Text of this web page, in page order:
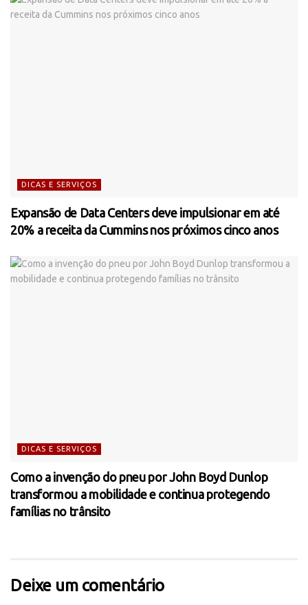
DICAS E SERVIÇOS
Expansão de Data Centers deve impulsionar em até
20% a receita da Cummins nos próximos cinco anos
DICAS E SERVIÇOS
Como a invenção do pneu por John Boyd Dunlop
transformou a mobilidade e continua protegendo
famílias no trânsito
Deixe um comentário